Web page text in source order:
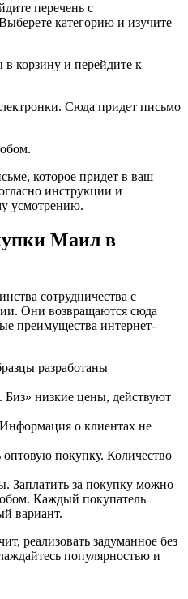
перечень с
категорию и изучите
корзину и перейдите к
Сюда придет письмо
которое придет в ваш
инструкции и
усмотрению.
Маил в
сотрудничества с
Они возвращаются сюда
преимущества интернет-
разработаны
Биз» низкие цены, действуют
о клиентах не
покупку. Количество
Заплатить за покупку можно
Каждый покупатель
вариант.
реализовать задуманное без
популярностью и